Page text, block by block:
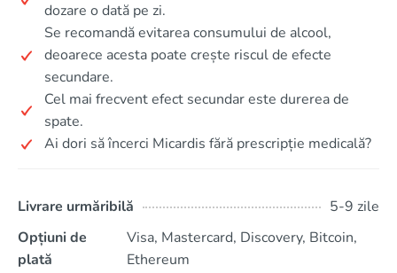
dozare o dată pe zi.
Se recomandă evitarea consumului de alcool,
deoarece acesta poate crește riscul de efecte
secundare.
Cel mai frecvent efect secundar este durerea de
spate.
Ai dori să încerci Micardis fără prescripție medicală?
Livrare urmăribilă
5-9 zile
Opțiuni de
plată
Visa, Mastercard, Discovery, Bitcoin,
Ethereum